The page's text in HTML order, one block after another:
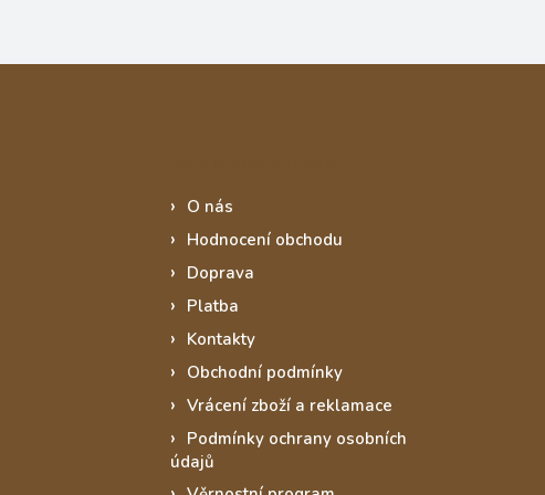
O nás
Hodnocení obchodu
Doprava
Platba
Kontakty
Obchodní podmínky
Vrácení zboží a reklamace
Podmínky ochrany osobních
údajů